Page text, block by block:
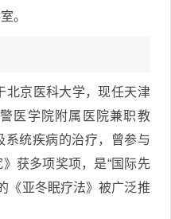
。
北京医科大学，现任天津
医学院附属医院兼职教
系统疾病的治疗，曾参与
获多项奖项，是“国际先
《亚冬眠疗法》被广泛推